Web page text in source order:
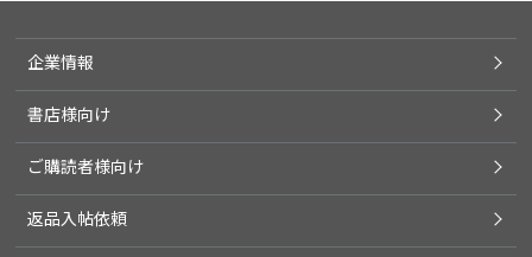
企業情報
書店様向け
ご購読者様向け
返品入帖依頼